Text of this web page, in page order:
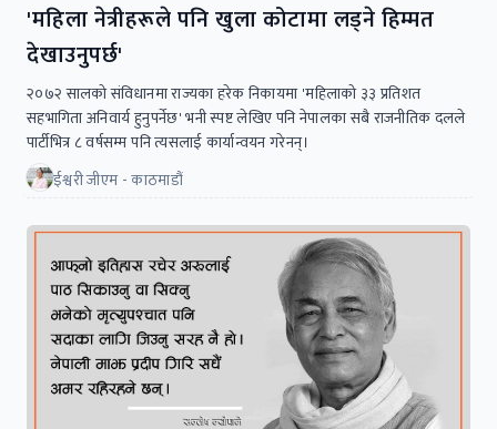
'महिला नेत्रीहरूले पनि खुला कोटामा लड्ने हिम्मत
देखाउनुपर्छ'
२०७२ सालको संविधानमा राज्यका हरेक निकायमा 'महिलाको ३३ प्रतिशत
सहभागिता अनिवार्य हुनुपर्नेछ' भनी स्पष्ट लेखिए पनि नेपालका सबै राजनीतिक दलले
पार्टीभित्र ८ वर्षसम्म पनि त्यसलाई कार्यान्वयन गरेनन्।
ईश्वरी जीएम - काठमाडौं